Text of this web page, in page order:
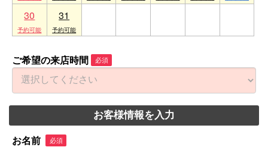
30 31
ご希望の来店時間 必須
お客様情報を入力
お名前 必須